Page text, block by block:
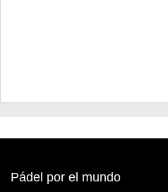
Pádel por el mundo